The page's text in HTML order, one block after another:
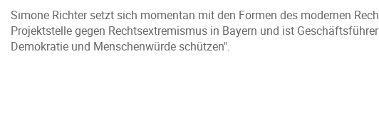
Simone Richter setzt sich momentan mit den Formen des modernen
Projektstelle gegen Rechtsextremismus in Bayern und ist
Demokratie und Menschenwürde schützen".